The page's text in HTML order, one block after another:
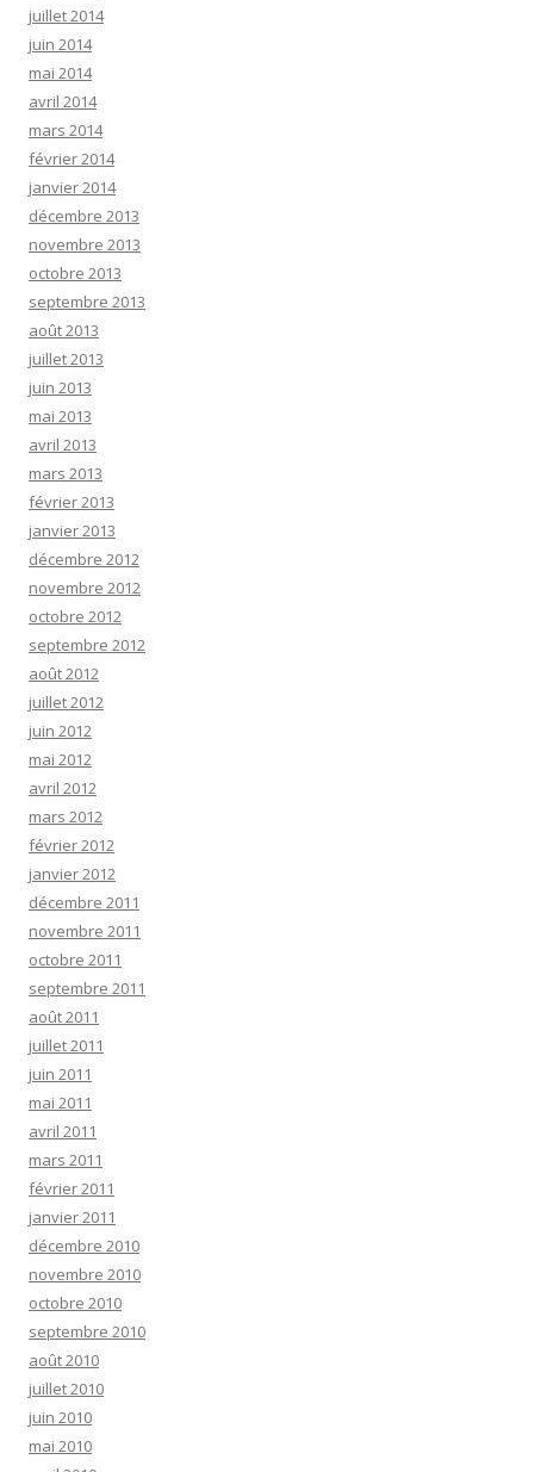
juillet 2014
juin 2014
mai 2014
avril 2014
mars 2014
février 2014
janvier 2014
décembre 2013
novembre 2013
octobre 2013
septembre 2013
août 2013
juillet 2013
juin 2013
mai 2013
avril 2013
mars 2013
février 2013
janvier 2013
décembre 2012
novembre 2012
octobre 2012
septembre 2012
août 2012
juillet 2012
juin 2012
mai 2012
avril 2012
mars 2012
février 2012
janvier 2012
décembre 2011
novembre 2011
octobre 2011
septembre 2011
août 2011
juillet 2011
juin 2011
mai 2011
avril 2011
mars 2011
février 2011
janvier 2011
décembre 2010
novembre 2010
octobre 2010
septembre 2010
août 2010
juillet 2010
juin 2010
mai 2010